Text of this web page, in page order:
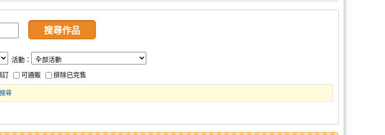
活動：
訂 可通販 排除已完售
尋